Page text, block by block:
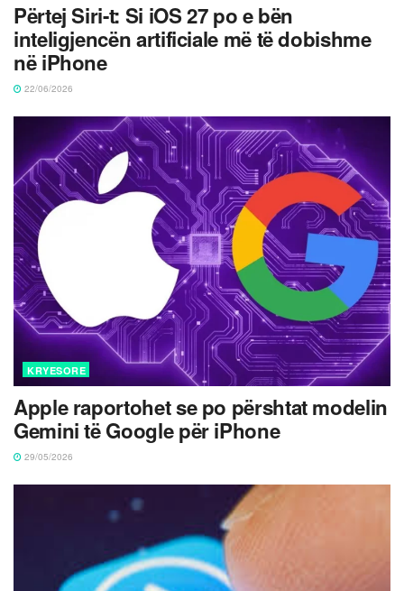
Përtej Siri-t: Si iOS 27 po e bën
inteligjencën artificiale më të dobishme
në iPhone
22/06/2026
KRYESORE
Apple raportohet se po përshtat modelin
Gemini të Google për iPhone
29/05/2026